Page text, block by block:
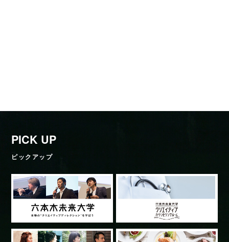
PICK UP
ピックアップ